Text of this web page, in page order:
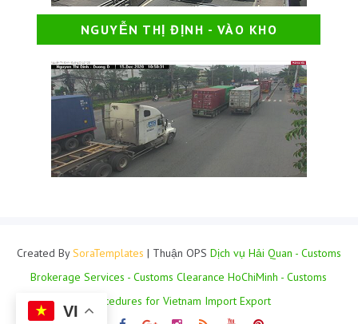
NGUYỄN THỊ ĐỊNH - VÀO KHO
Created BySoraTemplates | Thuận OPS Dịch vụ Hải Quan - Customs
Brokerage Services - Customs Clearance HoChiMinh - Customs
Procedures for Vietnam Import Export
VI